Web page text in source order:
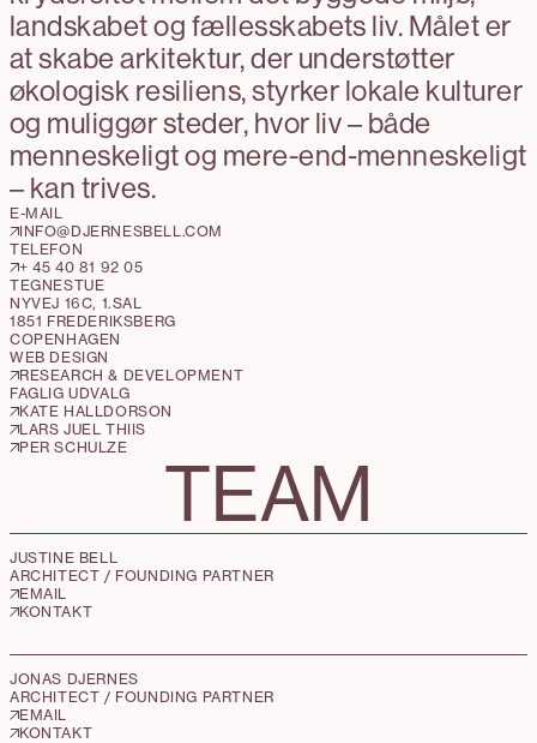
landskabet og fællesskabets liv. Målet er
at skabe arkitektur, der understøtter
økologisk resiliens, styrker lokale kulturer
og muliggør steder, hvor liv – både
menneskeligt og mere-end-menneskeligt
– kan trives.
E-MAIL
INFO@DJERNESBELL.COM
TELEFON
+ 45 40 81 92 05
TEGNESTUE
NYVEJ 16C, 1.SAL
1851 FREDERIKSBERG
COPENHAGEN
WEB DESIGN
RESEARCH & DEVELOPMENT
FAGLIG UDVALG
KATE HALLDORSON
LARS JUEL THIIS
PER SCHULZE
TEAM
JUSTINE BELL
ARCHITECT / FOUNDING PARTNER
EMAIL
KONTAKT
JONAS DJERNES
ARCHITECT / FOUNDING PARTNER
EMAIL
KONTAKT